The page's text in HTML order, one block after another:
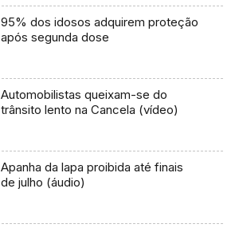
95% dos idosos adquirem proteção
após segunda dose
Automobilistas queixam-se do
trânsito lento na Cancela (vídeo)
Apanha da lapa proibida até finais
de julho (áudio)